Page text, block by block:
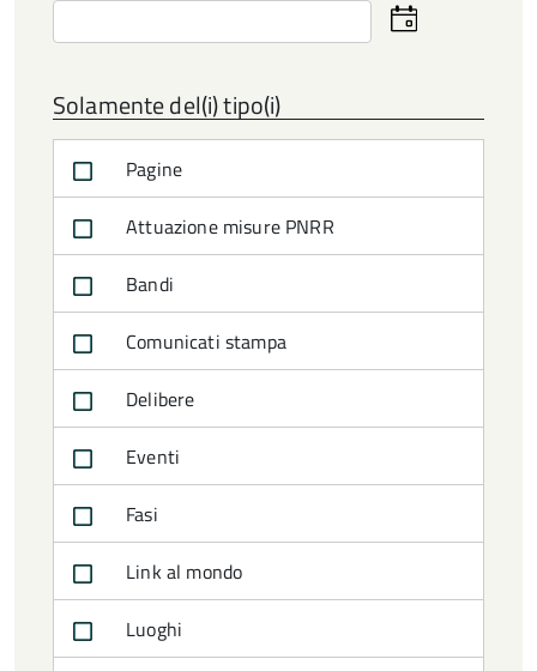
Seleziona
la
Solamente del(i) tipo(i)
Pagine
Attuazione misure PNRR
Bandi
Comunicati stampa
Delibere
Eventi
Fasi
Link al mondo
Luoghi